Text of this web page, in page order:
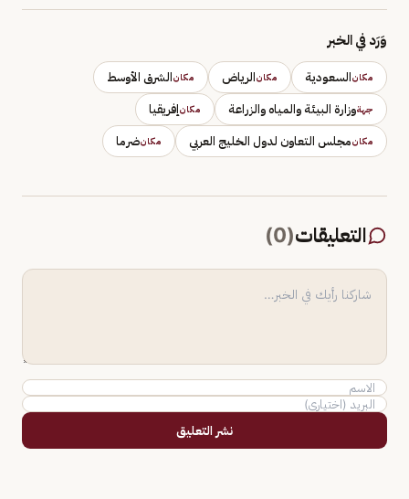
وَرَد في الخبر
مكانالسعودية مكانالرياض مكانالشرق الأوسط
جهةوزارة البيئة والمياه والزراعة مكانإفريقيا
مكانمجلس التعاون لدول الخليج العربي مكانضرما
التعليقات(
0
)
نشر التعليق